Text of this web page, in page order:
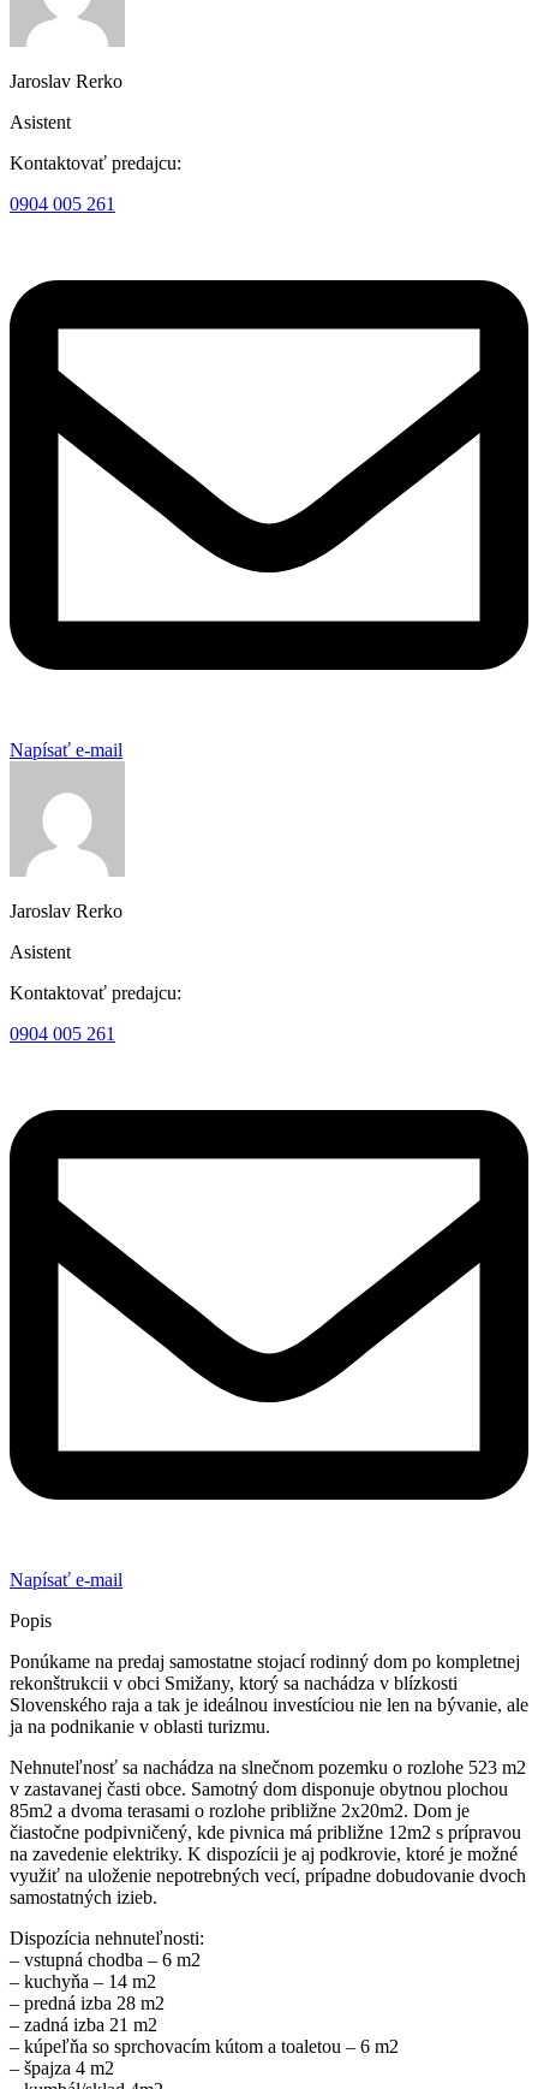
Jaroslav Rerko
Asistent
Kontaktovať predajcu:
0904 005 261
Napísať e-mail
Jaroslav Rerko
Asistent
Kontaktovať predajcu:
0904 005 261
Napísať e-mail
Popis
Ponúkame na predaj samostatne stojací rodinný dom po kompletnej
rekonštrukcii v obci Smižany, ktorý sa nachádza v blízkosti
Slovenského raja a tak je ideálnou investíciou nie len na bývanie, ale
ja na podnikanie v oblasti turizmu.
Nehnuteľnosť sa nachádza na slnečnom pozemku o rozlohe 523 m2
v zastavanej časti obce. Samotný dom disponuje obytnou plochou
85m2 a dvoma terasami o rozlohe približne 2x20m2. Dom je
čiastočne podpivničený, kde pivnica má približne 12m2 s prípravou
na zavedenie elektriky. K dispozícii je aj podkrovie, ktoré je možné
využiť na uloženie nepotrebných vecí, prípadne dobudovanie dvoch
samostatných izieb.
Dispozícia nehnuteľnosti:
– vstupná chodba – 6 m2
– kuchyňa – 14 m2
– predná izba 28 m2
– zadná izba 21 m2
– kúpeľňa so sprchovacím kútom a toaletou – 6 m2
– špajza 4 m2